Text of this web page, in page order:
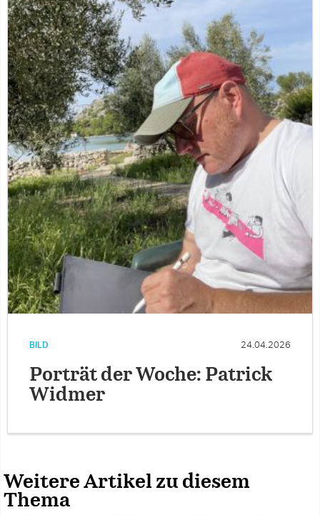
BILD 24.04.2026
Porträt der Woche: Patrick
Widmer
Weitere Artikel zu diesem
Thema